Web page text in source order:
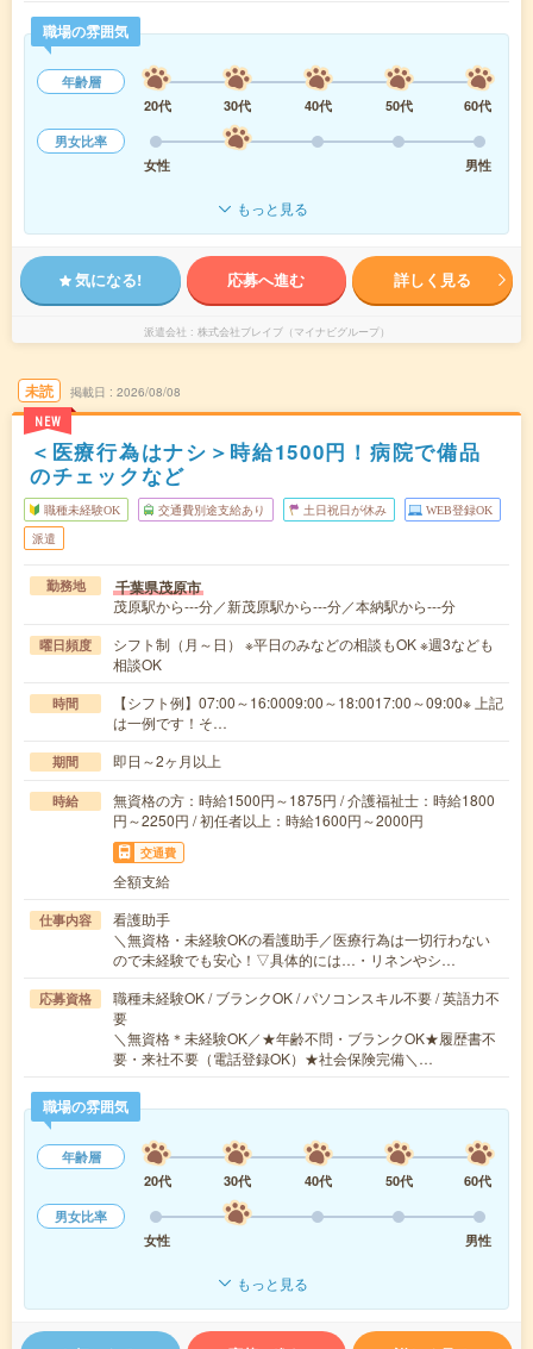
職場の雰囲気
年齢層
20代
30代 40代 50代
60代
男女比率
女性
男性
もっと見る
気になる! 応募へ進む 詳しく見る
派遣会社 株式会社ブレイブ（マイナビグループ）
未読
NEW
掲載日 2026/08/08
＜医療行為はナシ＞時給1500円！病院で備品
のチェックなど
職種未経験OK 交通費別途支給あり 土日祝日が休み WEB登録OK
派遣
勤務地 千葉県茂原市
茂原駅から---分／新茂原駅から---分／本納駅から---分
曜日頻度
シフト制（月～日） ※平日のみなどの相談もOK ※週3なども
相談OK
時間
【シフト例】07:00～16:0009:00～18:0017:00～09:00※ 上記
は一例です！そ…
期間 即日～2ヶ月以上
時給
無資格の方：時給1500円～1875円 / 介護福祉士：時給1800
円～2250円 / 初任者以上：時給1600円～2000円
交通費
全額支給
仕事内容
看護助手
＼無資格・未経験OKの看護助手／医療行為は一切行わない
ので未経験でも安心！▽具体的には…・リネンやシ…
応募資格
職種未経験OK / ブランクOK / パソコンスキル不要 / 英語力不
要
＼無資格＊未経験OK／★年齢不問・ブランクOK★履歴書不
要・来社不要（電話登録OK）★社会保険完備＼…
職場の雰囲気
年齢層
20代
30代 40代 50代
60代
男女比率
女性
男性
もっと見る